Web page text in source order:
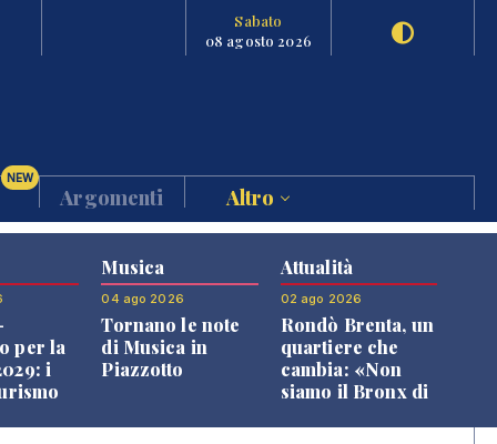
Sabato
08 agosto 2026
NEW
Argomenti Altro
per la
i
Musica
04 ago 2026
Tornano le note
di Musica in
Piazzotto
Attualità
02 ago 2026
Rondò Brenta, un
quartiere che
cambia: «Non
siamo il Bronx di